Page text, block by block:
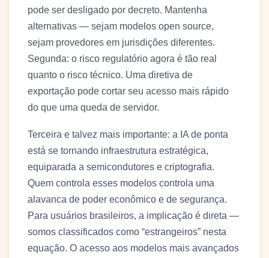
pode ser desligado por decreto. Mantenha
alternativas — sejam modelos open source,
sejam provedores em jurisdições diferentes.
Segunda: o risco regulatório agora é tão real
quanto o risco técnico. Uma diretiva de
exportação pode cortar seu acesso mais rápido
do que uma queda de servidor.
Terceira e talvez mais importante: a IA de ponta
está se tornando infraestrutura estratégica,
equiparada a semicondutores e criptografia.
Quem controla esses modelos controla uma
alavanca de poder econômico e de segurança.
Para usuários brasileiros, a implicação é direta —
somos classificados como “estrangeiros” nesta
equação. O acesso aos modelos mais avançados